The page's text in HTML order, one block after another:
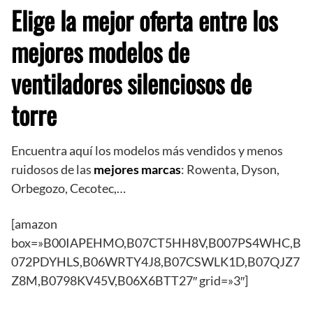
Elige la mejor oferta entre los
mejores modelos de
ventiladores silenciosos de
torre
Encuentra aquí los modelos más vendidos y menos
ruidosos de las mejores marcas: Rowenta, Dyson,
Orbegozo, Cecotec,…
[amazon
box=»B00IAPEHMO,B07CT5HH8V,B007PS4WHC,B
072PDYHLS,B06WRTY4J8,B07CSWLK1D,B07QJZ7
Z8M,B0798KV45V,B06X6BTT27″ grid=»3″]